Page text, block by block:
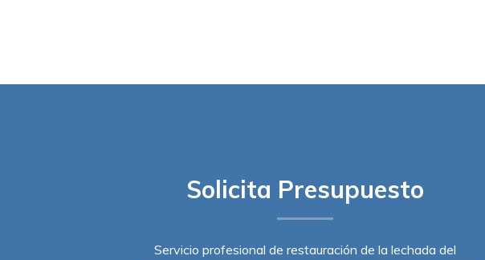
Solicita Presupuesto
Servicio profesional de restauración de la lechada del